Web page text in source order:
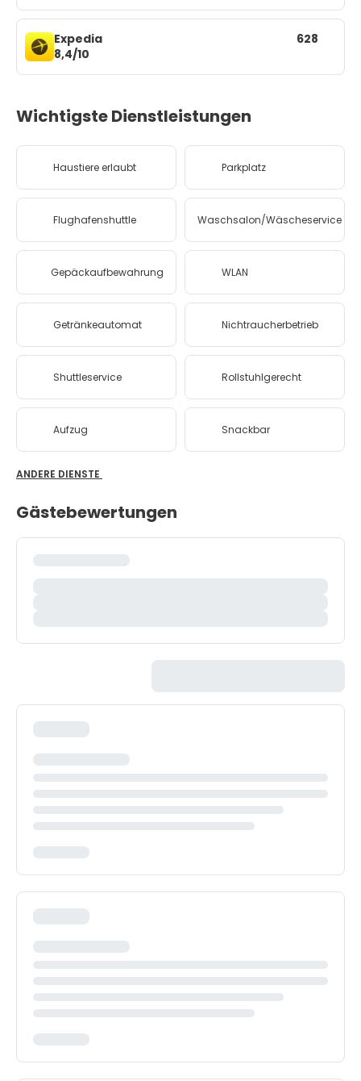
Expedia
8,4/10
628
Wichtigste Dienstleistungen
Haustiere erlaubt Parkplatz
Flughafenshuttle Waschsalon/Wäscheservice
Gepäckaufbewahrung WLAN
Getränkeautomat Nichtraucherbetrieb
Shuttleservice Rollstuhlgerecht
Aufzug Snackbar
ANDERE DIENSTE
Gästebewertungen